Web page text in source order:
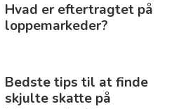
Hvad er eftertragtet på
loppemarkeder?
Bedste tips til at finde
skjulte skatte på